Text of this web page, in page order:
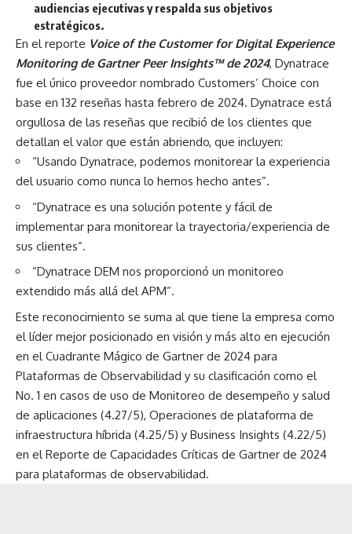
audiencias ejecutivas y respalda sus objetivos
estratégicos.
En el reporte Voice of the Customer for Digital Experience
Monitoring de Gartner Peer Insights™ de 2024, Dynatrace
fue el único proveedor nombrado Customers’ Choice con
base en 132 reseñas hasta febrero de 2024. Dynatrace está
orgullosa de las reseñas que recibió de los clientes que
detallan el valor que están abriendo, que incluyen:
“Usando Dynatrace, podemos monitorear la experiencia
del usuario como nunca lo hemos hecho antes”.
“Dynatrace es una solución potente y fácil de
implementar para monitorear la trayectoria/experiencia de
sus clientes”.
“Dynatrace DEM nos proporcionó un monitoreo
extendido más allá del APM”.
Este reconocimiento se suma al que tiene la empresa como
el líder mejor posicionado en visión y más alto en ejecución
en el Cuadrante Mágico de Gartner de 2024 para
Plataformas de Observabilidad y su clasificación como el
No. 1 en casos de uso de Monitoreo de desempeño y salud
de aplicaciones (4.27/5), Operaciones de plataforma de
infraestructura híbrida (4.25/5) y Business Insights (4.22/5)
en el Reporte de Capacidades Críticas de Gartner de 2024
para plataformas de observabilidad.